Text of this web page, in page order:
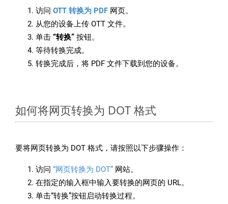
访问 OTT 转换为 PDF 网页。
从您的设备上传 OTT 文件。
单击 “转换” 按钮。
等待转换完成。
转换完成后，将 PDF 文件下载到您的设备。
如何将网页转换为 DOT 格式
要将网页转换为 DOT 格式，请按照以下步骤操作：
访问 “网页转换为 DOT” 网站。
在指定的输入框中输入要转换的网页的 URL。
单击“转换”按钮启动转换过程。